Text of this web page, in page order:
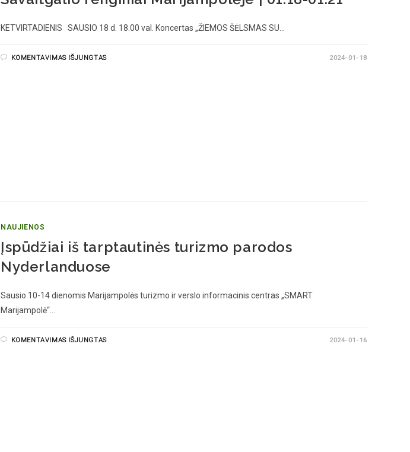
KETVIRTADIENIS SAUSIO 18 d. 18.00 val. Koncertas „ŽIEMOS ŠĖLSMAS SU…
KOMENTAVIMAS IŠJUNGTAS 2024-01-18
NAUJIENOS
Įspūdžiai iš tarptautinės turizmo parodos
Nyderlanduose
Sausio 10-14 dienomis Marijampolės turizmo ir verslo informacinis centras „SMART
Marijampolė“…
KOMENTAVIMAS IŠJUNGTAS 2024-01-16